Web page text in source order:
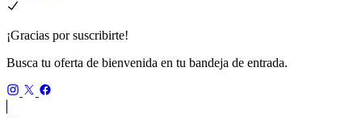
¡Gracias por suscribirte!
Busca tu oferta de bienvenida en tu bandeja de entrada.